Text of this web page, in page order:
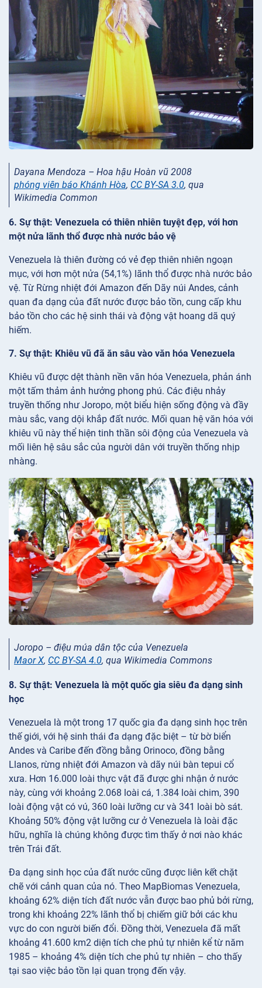
Dayana Mendoza – Hoa hậu Hoàn vũ 2008
phóng viên báo Khánh Hòa, CC BY-SA 3.0, qua
Wikimedia Common
6. Sự thật: Venezuela có thiên nhiên tuyệt đẹp, với hơn
một nửa lãnh thổ được nhà nước bảo vệ
Venezuela là thiên đường có vẻ đẹp thiên nhiên ngoạn
mục, với hơn một nửa (54,1%) lãnh thổ được nhà nước bảo
vệ. Từ Rừng nhiệt đới Amazon đến Dãy núi Andes, cảnh
quan đa dạng của đất nước được bảo tồn, cung cấp khu
bảo tồn cho các hệ sinh thái và động vật hoang dã quý
hiếm.
7. Sự thật: Khiêu vũ đã ăn sâu vào văn hóa Venezuela
Khiêu vũ được dệt thành nền văn hóa Venezuela, phản ánh
một tấm thảm ảnh hưởng phong phú. Các điệu nhảy
truyền thống như Joropo, một biểu hiện sống động và đầy
màu sắc, vang dội khắp đất nước. Mối quan hệ văn hóa với
khiêu vũ này thể hiện tinh thần sôi động của Venezuela và
mối liên hệ sâu sắc của người dân với truyền thống nhịp
nhàng.
Joropo – điệu múa dân tộc của Venezuela
Maor X, CC BY-SA 4.0, qua Wikimedia Commons
8. Sự thật: Venezuela là một quốc gia siêu đa dạng sinh
học
Venezuela là một trong 17 quốc gia đa dạng sinh học trên
thế giới, với hệ sinh thái đa dạng đặc biệt – từ bờ biển
Andes và Caribe đến đồng bằng Orinoco, đồng bằng
Llanos, rừng nhiệt đới Amazon và dãy núi bàn tepui cổ
xưa. Hơn 16.000 loài thực vật đã được ghi nhận ở nước
này, cùng với khoảng 2.068 loài cá, 1.384 loài chim, 390
loài động vật có vú, 360 loài lưỡng cư và 341 loài bò sát.
Khoảng 50% động vật lưỡng cư ở Venezuela là loài đặc
hữu, nghĩa là chúng không được tìm thấy ở nơi nào khác
trên Trái đất.
Đa dạng sinh học của đất nước cũng được liên kết chặt
chẽ với cảnh quan của nó. Theo MapBiomas Venezuela,
khoảng 62% diện tích đất nước vẫn được bao phủ bởi rừng,
trong khi khoảng 22% lãnh thổ bị chiếm giữ bởi các khu
vực do con người biến đổi. Đồng thời, Venezuela đã mất
khoảng 41.600 km2 diện tích che phủ tự nhiên kể từ năm
1985 – khoảng 4% diện tích che phủ tự nhiên – cho thấy
tại sao việc bảo tồn lại quan trọng đến vậy.